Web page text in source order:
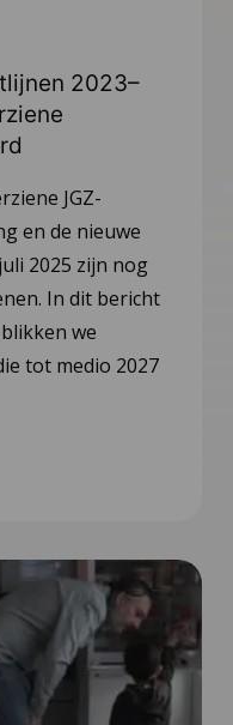
2023–
JGZ-
en de nieuwe
2025 zijn nog
In dit bericht
we
tot medio 2027